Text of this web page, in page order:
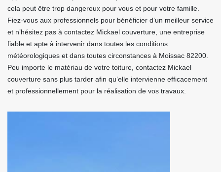
cela peut être trop dangereux pour vous et pour votre famille.
Fiez-vous aux professionnels pour bénéficier d’un meilleur service
et n’hésitez pas à contactez Mickael couverture, une entreprise
fiable et apte à intervenir dans toutes les conditions
météorologiques et dans toutes circonstances à Moissac 82200.
Peu importe le matériau de votre toiture, contactez Mickael
couverture sans plus tarder afin qu’elle intervienne efficacement
et professionnellement pour la réalisation de vos travaux.